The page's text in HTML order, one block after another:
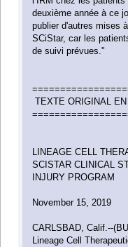
deuxième année à ce
publier d'autres mises
SCiStar, car les
de suivi prévues."
TEXTE ORIGINAL
LINEAGE CELL
SCISTAR CLINICAL
INJURY PROGRAM
November 15, 2019
CARLSBAD, Calif.--
Lineage Cell